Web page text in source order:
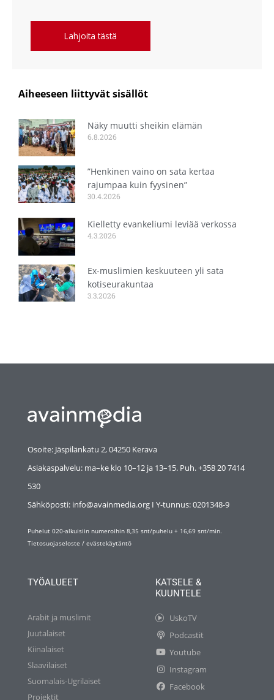
Lahjoita tästä
Aiheeseen liittyvät sisällöt
Näky muutti sheikin elämän
6.8.2026
”Henkinen vaino on sata kertaa
rajumpaa kuin fyysinen”
30.4.2026
Kielletty evankeliumi leviää verkossa
4.3.2026
Ex-muslimien keskuuteen yli sata
kotiseurakuntaa
3.3.2026
Osoite: Jäspilänkatu 2, 04250 Kerava
Asiakaspalvelu: ma–ke klo 10–12 ja 13–15. Puh. +358 20 7414
530
Sähköposti: info@avainmedia.org I Y-tunnus:0201348-9
Puhelut 020-alkuisiin numeroihin 8,35 snt/puhelu + 16,69 snt/min.
Tietosuojaseloste / evästekäytäntö
TYÖALUEET
Arabit ja muslimit
Juutalaiset
Kiinalaiset
Slaavilaiset
Suomalais-Ugrilaiset
Projektit
KATSELE &
KUUNTELE
UskoTV
Podcastit
Youtube
Instagram
Facebook